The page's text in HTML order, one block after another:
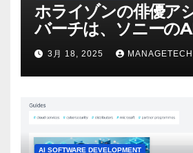
ホライゾンの俳優ア
バーチは、ソニーの
ビデオを見て「ゲー
マンスという芸術形
感じた」と語る – IGN
3月 18, 2025 MANAGETECH
AI SOFTWARE DEVELOPMENT